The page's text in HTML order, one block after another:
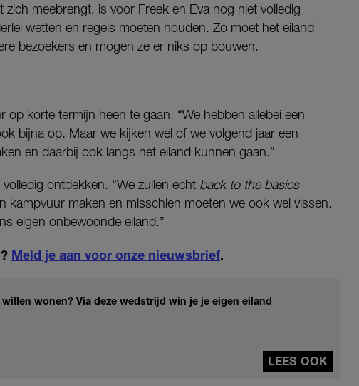
meebrengt, is voor Freek en Eva nog niet volledig
wetten en regels moeten houden. Zo moet het eiland
bezoekers en mogen ze er niks op bouwen.
korte termijn heen te gaan. “We hebben allebei een
bijna op. Maar we kijken wel of we volgend jaar een
en daarbij ook langs het eiland kunnen gaan.”
ontdekken. “We zullen echt back to the basics
kampvuur maken en misschien moeten we ook wel vissen.
eigen onbewoonde eiland.”
Meld je aan voor onze nieuwsbrief.
wonen? Via deze wedstrijd win je je eigen eiland
LEES OOK